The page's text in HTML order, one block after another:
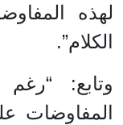
لهذه
الكلام”.
وتابع:
المفاوضات